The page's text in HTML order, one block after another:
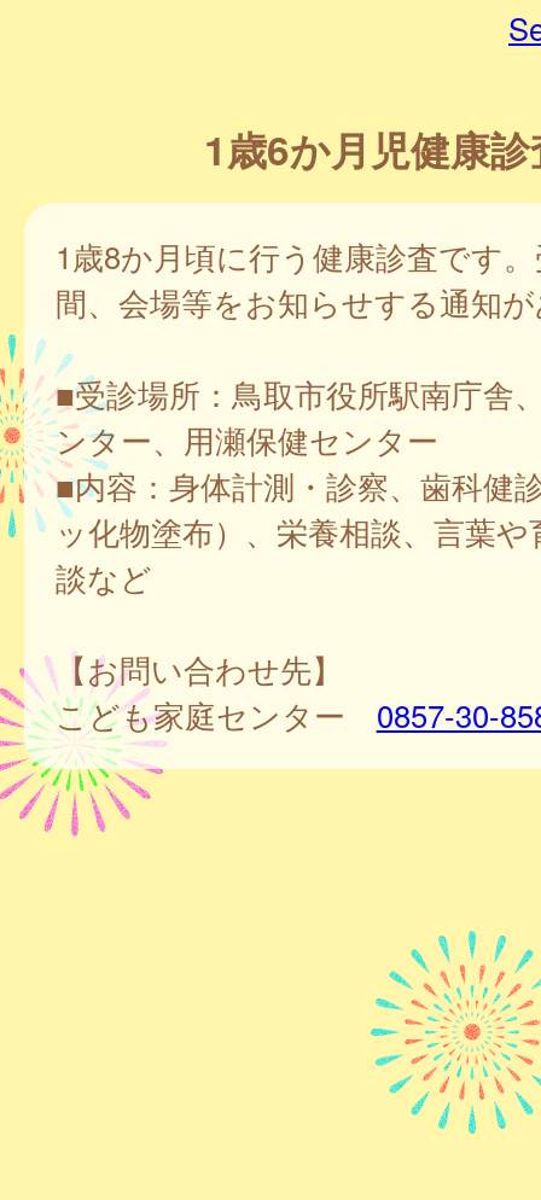
1歳6か月児健康診
1歳8か月頃に行う健康診査です
間、会場等をお知らせする通知
■受診場所：鳥取市役所駅南庁舎
ンター、用瀬保健センター
■内容：身体計測・診察、歯科健
ッ化物塗布）、栄養相談、言葉
談など
【お問い合わせ先】
こども家庭センター 0857-30-